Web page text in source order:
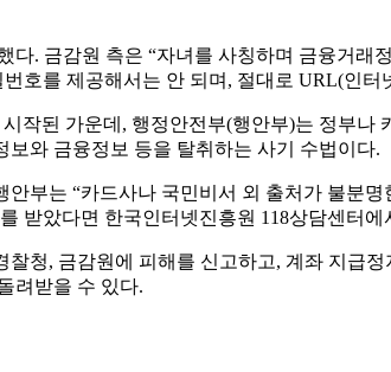
. 금감원 측은 “자녀를 사칭하며 금융거
호를 제공해서는 안 되며, 절대로 URL(인
작된 가운데, 행정안전부(행안부)는 정부
와 금융정보 등을 탈취하는 사기 수법이다.
부는 “카드사나 국민비서 외 출처가 불분
받았다면 한국인터넷진흥원 118상담센터에
청, 금감원에 피해를 신고하고, 계좌 지급
려받을 수 있다.